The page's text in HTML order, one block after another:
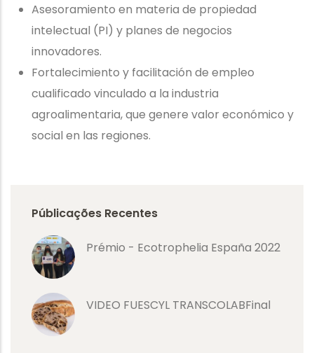
Asesoramiento en materia de propiedad
intelectual (PI) y planes de negocios
innovadores.
Fortalecimiento y facilitación de empleo
cualificado vinculado a la industria
agroalimentaria, que genere valor económico y
social en las regiones.
Públicações Recentes
Prémio - Ecotrophelia España 2022
VIDEO FUESCYL TRANSCOLABFinal